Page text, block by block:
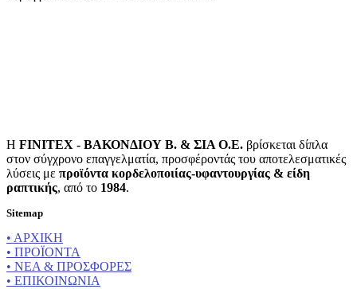
Η FINITEX - ΒΑΚΟΝΔΙΟΥ Β. & ΣΙΑ Ο.Ε. βρίσκεται δίπλα
στον σύγχρονο επαγγελματία, προσφέροντάς του αποτελεσματικές
λύσεις με προϊόντα κορδελοποιίας-υφαντουργίας & είδη
ραπτικής, από το 1984.
Sitemap
• ΑΡΧΙΚΗ
• ΠΡΟΪΟΝΤΑ
• ΝΕΑ & ΠΡΟΣΦΟΡΕΣ
• ΕΠΙΚΟΙΝΩΝΙΑ